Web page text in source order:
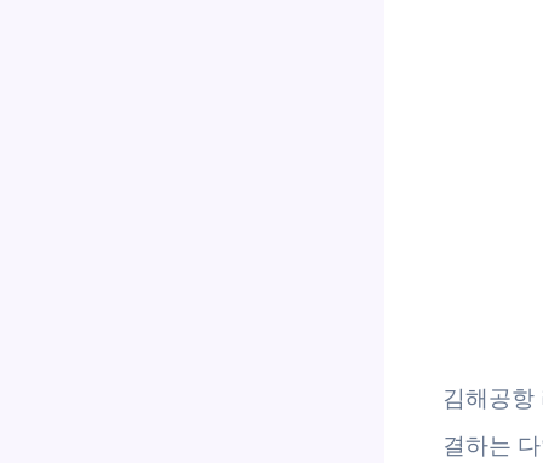
김해공항
결하는